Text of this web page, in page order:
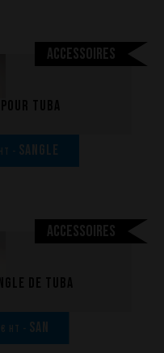
Accessoires
tuba
- sangle
Accessoires
de tuba
HT - san